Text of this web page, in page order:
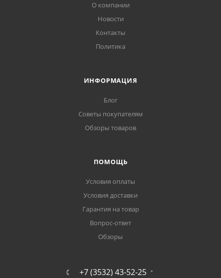
О компании
Новости
Контакты
Политика
ИНФОРМАЦИЯ
Блог
Советы покупателям
Обзоры товаров
ПОМОЩЬ
Условия оплаты
Условия доставки
Гарантия на товар
Вопрос-ответ
Обзоры
+7 (3532) 43-52-25